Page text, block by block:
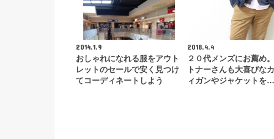
2014.1.9
おしゃれになれる服をアウト
レットのセールで安く見つけ
てコーディネートしよう
2018.4.4
２０代メンズにお薦め
トナーさんも大喜びな
ィガンやジャケットを…